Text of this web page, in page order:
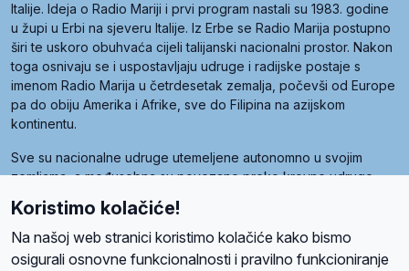
Italije. Ideja o Radio Mariji i prvi program nastali su 1983. godine
u župi u Erbi na sjeveru Italije. Iz Erbe se Radio Marija postupno
širi te uskoro obuhvaća cijeli talijanski nacionalni prostor. Nakon
toga osnivaju se i uspostavljaju udruge i radijske postaje s
imenom Radio Marija u četrdesetak zemalja, počevši od Europe
pa do obiju Amerika i Afrike, sve do Filipina na azijskom
kontinentu.
Sve su nacionalne udruge utemeljene autonomno u svojim
zemljama, a međusobna su povezane preko krovne udruge
Radio Maria). Svjetsku obitelj utemeljilo je sedam članica, među
kojima je i hrvatska Udruga Radio Marija.
Koristimo kolačiće!
Na našoj web stranici koristimo kolačiće kako bismo
osigurali osnovne funkcionalnosti i pravilno funkcioniranje